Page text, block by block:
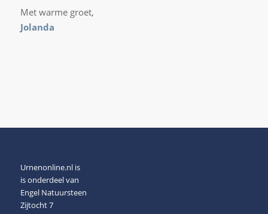
Met warme groet,
Jolanda
Urnenonline.nl is
is onderdeel van
Engel Natuursteen
Zijtocht 7